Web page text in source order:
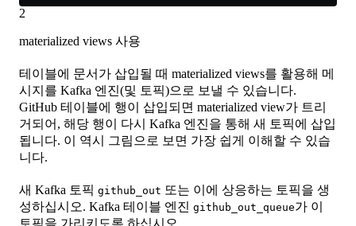
2
materialized views 사용
테이블에 문서가 삽입될 때 materialized views를 활용해 메
시지를 Kafka 엔진(및 토픽)으로 보낼 수 있습니다.
GitHub 테이블에 행이 삽입되면 materialized view가 트리
거되어, 해당 행이 다시 Kafka 엔진을 통해 새 토픽에 삽입
됩니다. 이 역시 그림으로 보면 가장 쉽게 이해할 수 있습
니다.
새 Kafka 토픽 github_out 또는 이에 상응하는 토픽을 생
성하십시오. Kafka 테이블 엔진 github_out_queue가 이